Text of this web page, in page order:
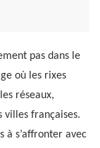
pas dans le
où les rixes
réseaux,
villes françaises.
à s’affronter avec